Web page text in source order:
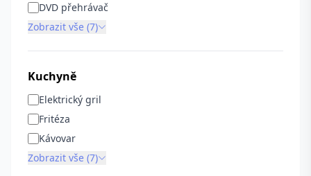
DVD přehrávač
Zobrazit vše (7)
Kuchyně
Elektrický gril
Fritéza
Kávovar
Zobrazit vše (7)